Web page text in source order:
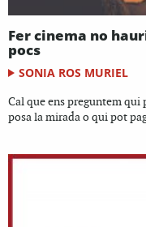
Fer cinema no
pocs
SONIA ROS MURIEL
Cal que ens preguntem qui
posa la mirada o qui pot